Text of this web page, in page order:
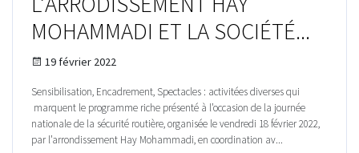
MOHAMMADI ET LA SOCIÉTÉ...
19 février 2022
Sensibilisation, Encadrement, Spectacles : activitées diverses qui
marquent le programme riche présenté à l’occasion de la journée
nationale de la sécurité routière, organisée le vendredi 18 février 2022,
par l’arrondissement Hay Mohammadi, en coordination av...